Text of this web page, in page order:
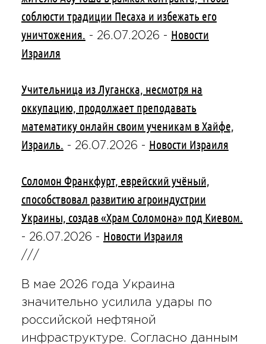
соблюсти традиции Песаха и избежать его
уничтожения. - 26.07.2026 - Новости
Израиля
Учительница из Луганска, несмотря на
оккупацию, продолжает преподавать
математику онлайн своим ученикам в Хайфе,
Израиль. - 26.07.2026 - Новости Израиля
Соломон Франкфурт, еврейский учёный,
способствовал развитию агроиндустрии
Украины, создав «Храм Соломона» под Киевом.
- 26.07.2026 - Новости Израиля
///
В мае 2026 года Украина
значительно усилила удары по
российской нефтяной
инфраструктуре. Согласно данным